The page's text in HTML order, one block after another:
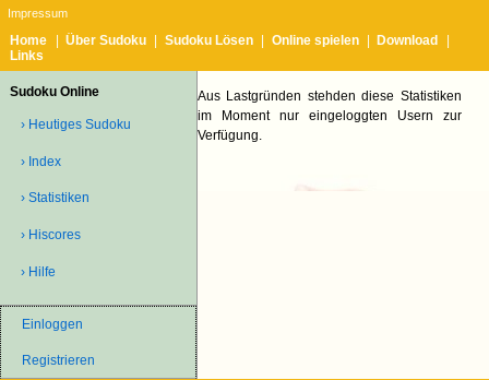
Impressum
Home Über Sudoku Sudoku Lösen Online spielen Download
Links
Sudoku Online
› Heutiges Sudoku
› Index
› Statistiken
› Hiscores
› Hilfe
Einloggen
Registrieren
Aus Lastgründen stehden diese Statistiken
im Moment nur eingeloggten Usern zur
Verfügung.